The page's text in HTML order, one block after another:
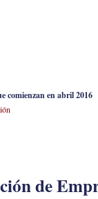
comienzan en abril 2016
de